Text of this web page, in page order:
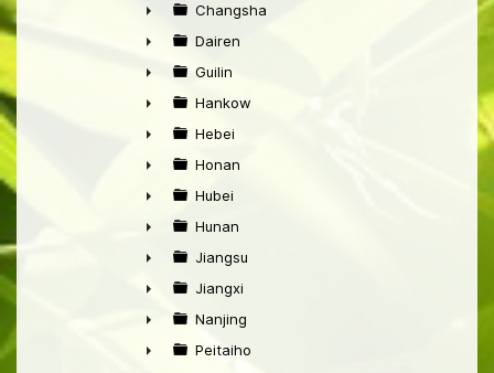
►
►
Changsha
►
Dairen
►
Guilin
►
Hankow
►
Hebei
►
Honan
►
Hubei
►
Hunan
►
Jiangsu
►
Jiangxi
►
Nanjing
Peitaiho